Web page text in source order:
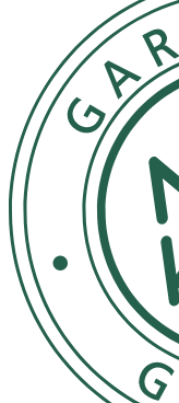
Tänk på att
så håller de sig fina
duschar och
hårvårdsprodukter,
smyckena. Ta av
med tvål och
örhängen i
låsen sitter bättre.
generellt sett
är mjuka och
titanlåsens öglor
bättre.
OK för gravida och